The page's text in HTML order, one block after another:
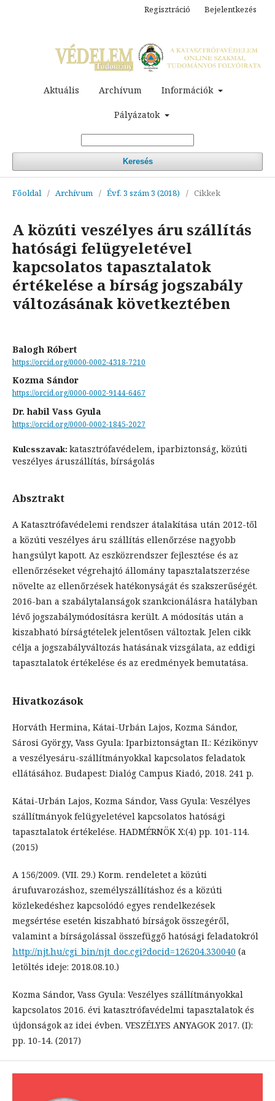
Aktuális Archívum Információk
Pályázatok
Keresés
Regisztráció Bejelentkezés
Főoldal / Archívum / Évf. 3 szám 3 (2018) / Cikkek
A közúti veszélyes áru szállítás
hatósági felügyeletével
kapcsolatos tapasztalatok
értékelése a bírság jogszabály
változásának következtében
Balogh Róbert
https://orcid.org/0000-0002-4318-7210
Kozma Sándor
https://orcid.org/0000-0002-9144-6467
Dr. habil Vass Gyula
https://orcid.org/0000-0002-1845-2027
Kulcsszavak: katasztrófavédelem, iparbiztonság, közúti
veszélyes áruszállítás, bírságolás
Absztrakt
A Katasztrófavédelemi rendszer átalakítása után 2012-től
a közúti veszélyes áru szállítás ellenőrzése nagyobb
hangsúlyt kapott. Az eszközrendszer fejlesztése és az
ellenőrzéseket végrehajtó állomány tapasztalatszerzése
növelte az ellenőrzések hatékonyságát és szakszerűségét.
2016-ban a szabálytalanságok szankcionálásra hatályban
lévő jogszabálymódosításra került. A módosítás után a
kiszabható bírságtételek jelentősen változtak. Jelen cikk
célja a jogszabályváltozás hatásának vizsgálata, az eddigi
tapasztalatok értékelése és az eredmények bemutatása.
Hivatkozások
Horváth Hermina, Kátai-Urbán Lajos, Kozma Sándor,
Sárosi György, Vass Gyula: Iparbiztonságtan II.: Kézikönyv
a veszélyesáru-szállítmányokkal kapcsolatos feladatok
ellátásához. Budapest: Dialóg Campus Kiadó, 2018. 241 p.
Kátai-Urbán Lajos, Kozma Sándor, Vass Gyula: Veszélyes
szállítmányok felügyeletével kapcsolatos hatósági
tapasztalatok értékelése. HADMÉRNÖK X:(4) pp. 101-114.
(2015)
A 156/2009. (VII. 29.) Korm. rendeletet a közúti
árufuvarozáshoz, személyszállításhoz és a közúti
közlekedéshez kapcsolódó egyes rendelkezések
megsértése esetén kiszabható bírságok összegéről,
valamint a bírságolással összefüggő hatósági feladatokról
http://njt.hu/cgi_bin/njt_doc.cgi?docid=126204.330040 (a
letöltés ideje: 2018.08.10.)
Kozma Sándor, Vass Gyula: Veszélyes szállítmányokkal
kapcsolatos 2016. évi katasztrófavédelmi tapasztalatok és
újdonságok az idei évben. VESZÉLYES ANYAGOK 2017. (I):
pp. 10-14. (2017)